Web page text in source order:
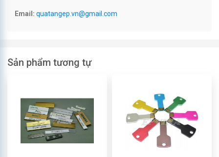
Email: quatangep.vn@gmail.com
Sản phẩm tương tự